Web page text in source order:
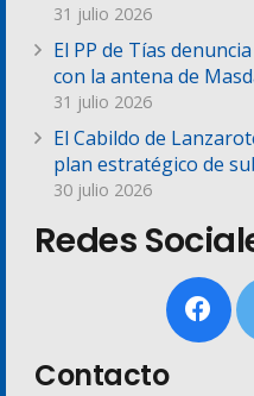
31 julio 2026
El PP de Tías
con la antena de
31 julio 2026
El Cabildo de
plan estratégico de
30 julio 2026
Redes
Contacto